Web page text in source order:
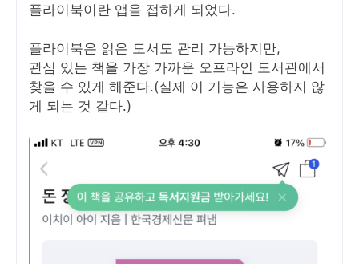
플라이북이란 앱을 접하게 되었다.
플라이북은 읽은 도서도 관리 가능하지만,
관심 있는 책을 가장 가까운 오프라인 도서관에서
찾을 수 있게 해준다.(실제 이 기능은 사용하지 않
게 되는 것 같다.)